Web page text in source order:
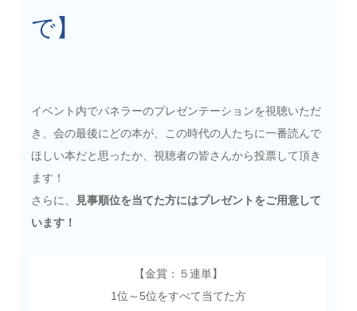
で】
イベント内でパネラーのプレゼンテーションを視聴いただ
き、会の最後にどの本が、この時代の人たちに一番読んで
ほしい本だと思ったか、視聴者の皆さんから投票して頂き
ます！
さらに、
見事順位を当てた方にはプレゼントをご用意して
います！
【金賞：５連単】
1位～5位をすべて当てた方